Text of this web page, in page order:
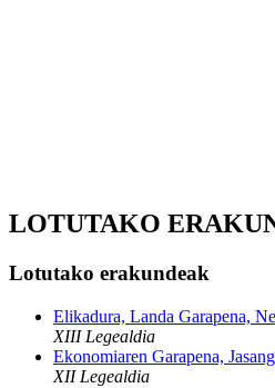
LOTUTAKO
Lotutako erakundeak
Elikadura, Landa Garapena,
XIII Legealdia
Ekonomiaren Garapena,
XII Legealdia